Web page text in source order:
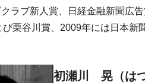
ラブ新人賞、日経金融新聞広
栗谷川賞、2009年には日本新
初瀬川 晃（は